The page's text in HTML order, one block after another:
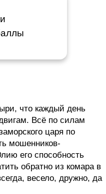
что каждый день
Всё по силам
царя по
мошенников-
его способность
обратно из комара в
весело, дружно, да